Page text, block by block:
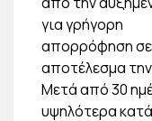
για γρήγορη
απορρόφηση σε
αποτέλεσμα
Μετά από 30
υψηλότερα